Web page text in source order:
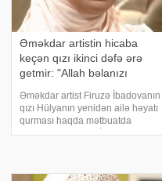
Əməkdar artistin hicaba
keçən qızı ikinci dəfə ərə
getmir: "Allah bəlanızı
Əməkdar artist Firuzə İbadovanın
qızı Hülyanın yenidən ailə həyatı
qurması haqda mətbuatda
xəbərlər yer alıb. BİG.AZ xəbər